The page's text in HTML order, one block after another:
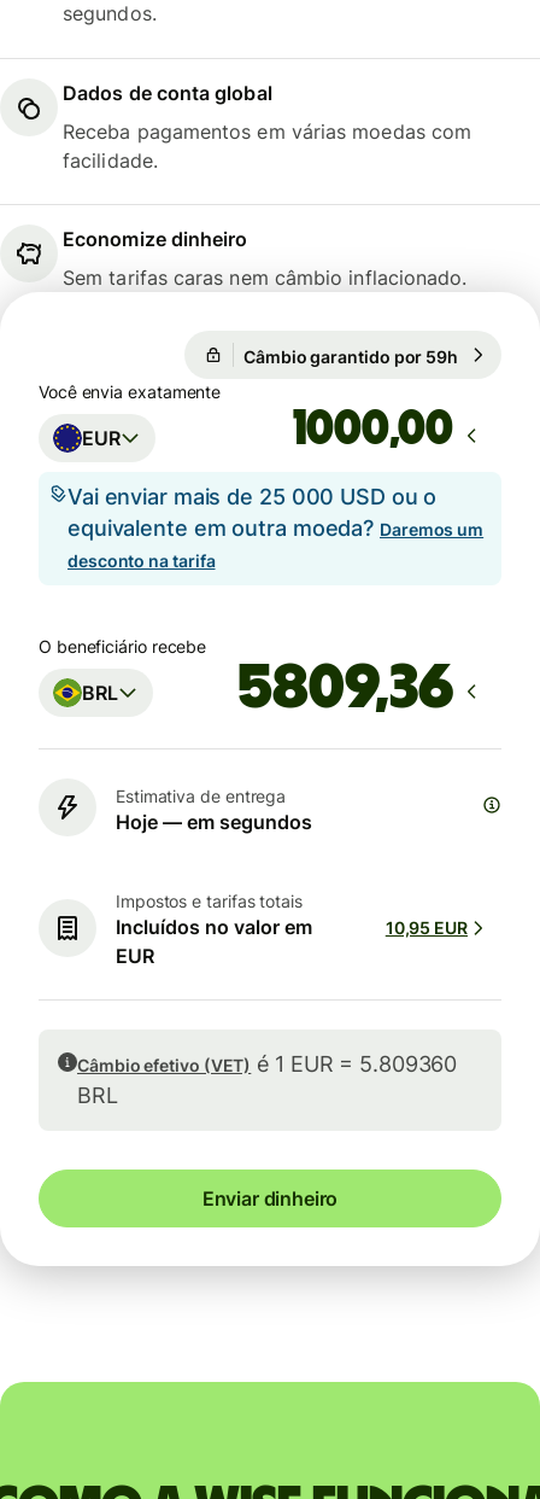
segundos.
Dados de conta global
Receba pagamentos em várias moedas com
facilidade.
Economize dinheiro
Sem tarifas caras nem câmbio inflacionado.
Câmbio garantido por 59h
Você envia exatamente
EUR ,00
Vai enviar mais de 25 000 USD ou o
equivalente em outra moeda? Daremos um
desconto na tarifa
O beneficiário recebe
BRL
Estimativa de entrega
Hoje — em segundos
Impostos e tarifas totais
Incluídos no valor em
EUR
10,95 EUR
Câmbio efetivo (VET) é 1 EUR = 5.809360
BRL
Enviar dinheiro